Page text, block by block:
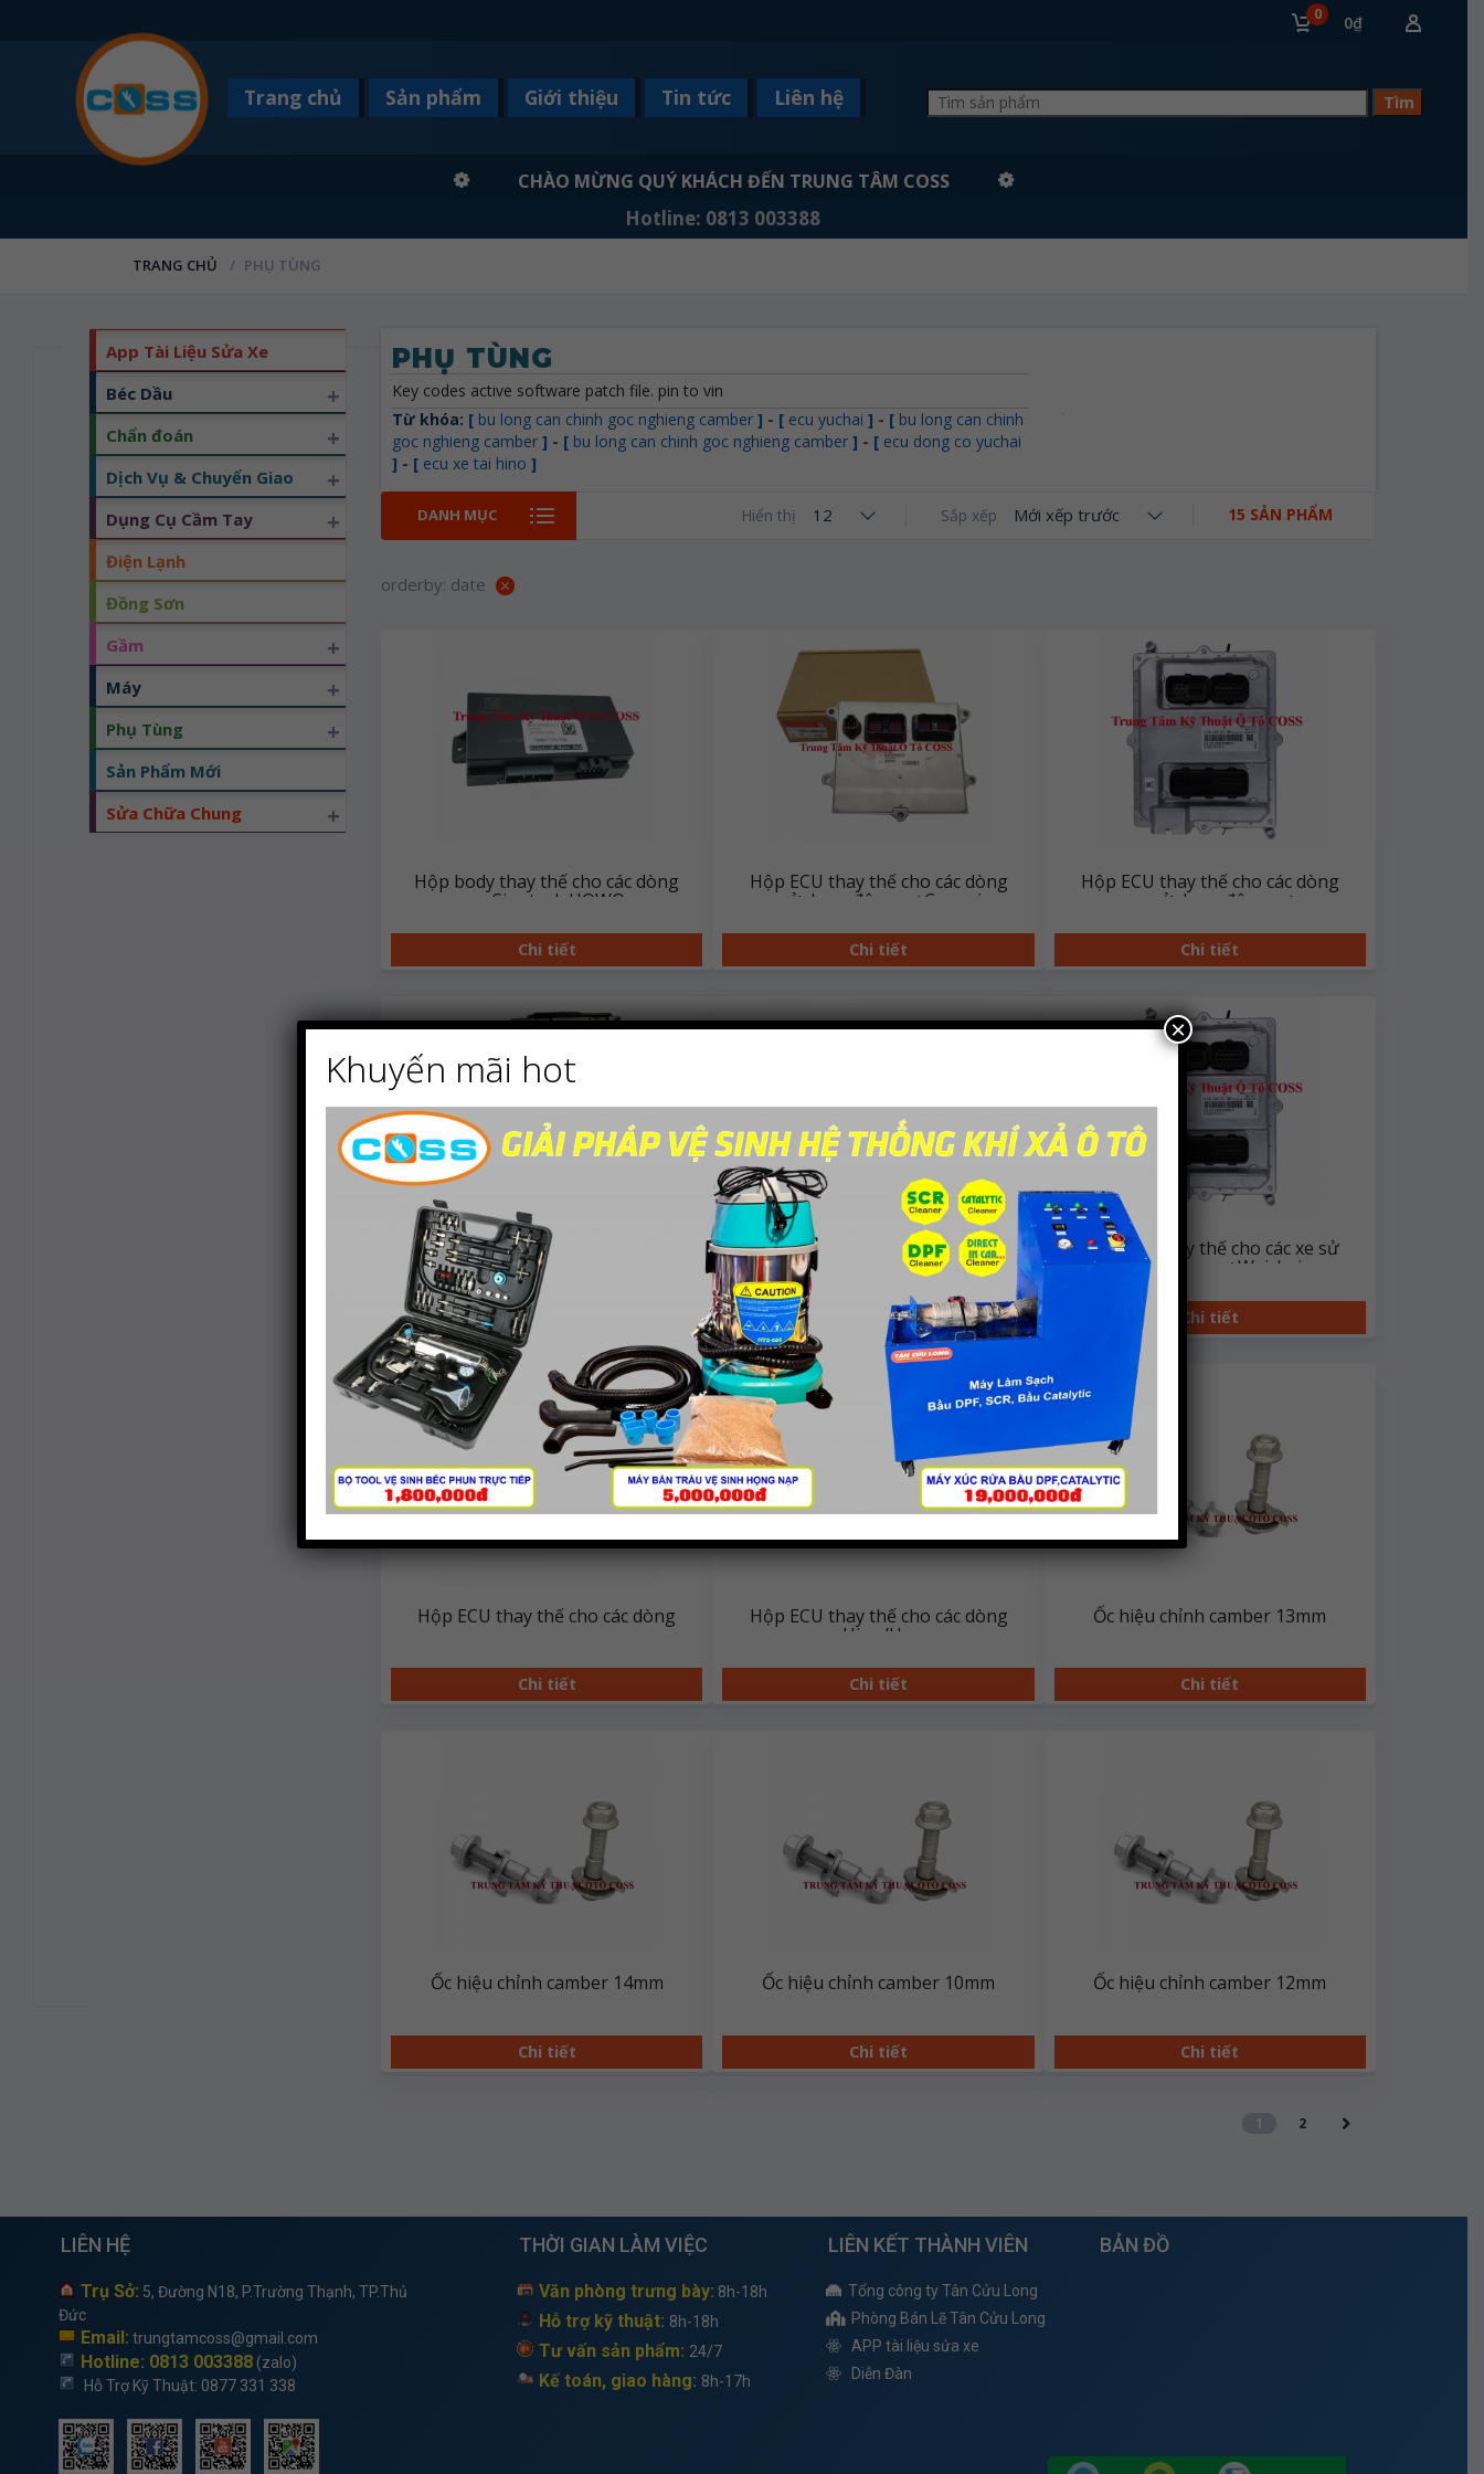
0 0₫
Trang chủ Sản phẩm Giới thiệu Tin tức Liên hệ
CHÀO MỪNG QUÝ KHÁCH ĐẾN TRUNG TÂM COSS
Hotline: 0813 003388
TRANG CHỦ PHỤ TÙNG
App Tài Liệu Sửa Xe
Béc Dầu
+
Chẩn đoán +
Dịch Vụ & Chuyển Giao +
Dụng Cụ Cầm Tay +
Điện Lạnh
Đồng Sơn
Gầm
+
Máy +
Phụ Tùng +
Sản Phẩm Mới
Sửa Chữa Chung
+
PHỤ TÙNG
Key codes active software patch file. pin to vin
Từ khóa: [ bu long can chinh goc nghieng camber ] - [ ecu yuchai ] - [ bu long can chinh
goc nghieng camber ] - [ bu long can chinh goc nghieng camber ] - [ ecu dong co yuchai
] - [ ecu xe tai hino ]
DANH MỤC 15 SẢN PHẨM
Sắp xếp Mới xếp trước
Hiển thị 12
orderby: date
Hộp body thay thế cho các dòng
xe Sinotruk HOWO
Chi tiết
Hộp ECU thay thế cho các dòng
xe sử dụng động cơ Cummins
Chi tiết
Hộp ECU thay thế cho các dòng
xe sử dụng động cơ
Chi tiết
Hộp ECU thay thế cho các dòng
xe Hino 700
Chi tiết
Hộp ECU thay thế cho các dòng
xe sử dụng động cơ YuChai
Chi tiết
Hộp ECU thay thế cho các xe sử
dụng động cơ Weichai
Chi tiết
Hộp ECU thay thế cho các dòng
C/Iveco
Chi tiết
Hộp ECU thay thế cho các dòng
xe Hino/Howo
Chi tiết
Ốc hiệu chỉnh camber 13mm
Chi tiết
Ốc hiệu chỉnh camber 14mm
Chi tiết
Ốc hiệu chỉnh camber 10mm
Chi tiết
Ốc hiệu chỉnh camber 12mm
Chi tiết
1 2
LIÊN HỆ
Trụ Sở: 5, Đường N18, P.Trường Thạnh, TP.Thủ
Đức
Email: trungtamcoss@gmail.com
Hotline: 0813 003388 (zalo)
Hỗ Trợ Kỹ Thuật: 0877 331 338
THỜI GIAN LÀM VIỆC
Văn phòng trưng bày: 8h-18h
Hỗ trợ kỹ thuật: 8h-18h
Tư vấn sản phẩm: 24/7
Kế toán, giao hàng: 8h-17h
LIÊN KẾT THÀNH VIÊN
Tổng công ty Tân Cửu Long
Phòng Bán Lẽ Tân Cửu Long
APP tài liệu sửa xe
Diễn Đàn
BẢN ĐỒ
Khuyến mãi hot
×